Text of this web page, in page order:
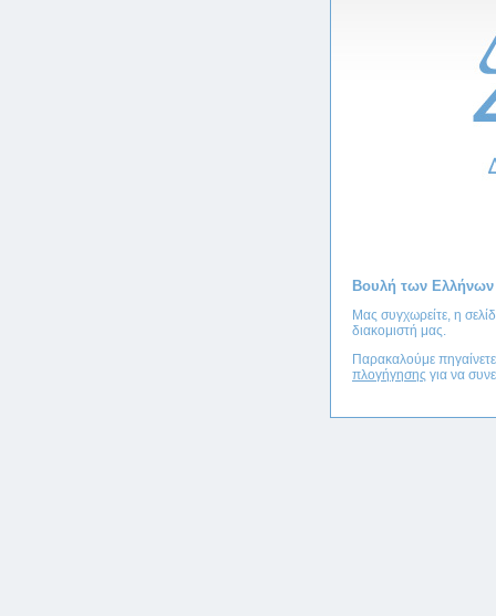
Βουλή των Ελλήνων
Μας συγχωρείτε, η
διακομιστή μας.
Παρακαλούμε
πλογήγησης για να